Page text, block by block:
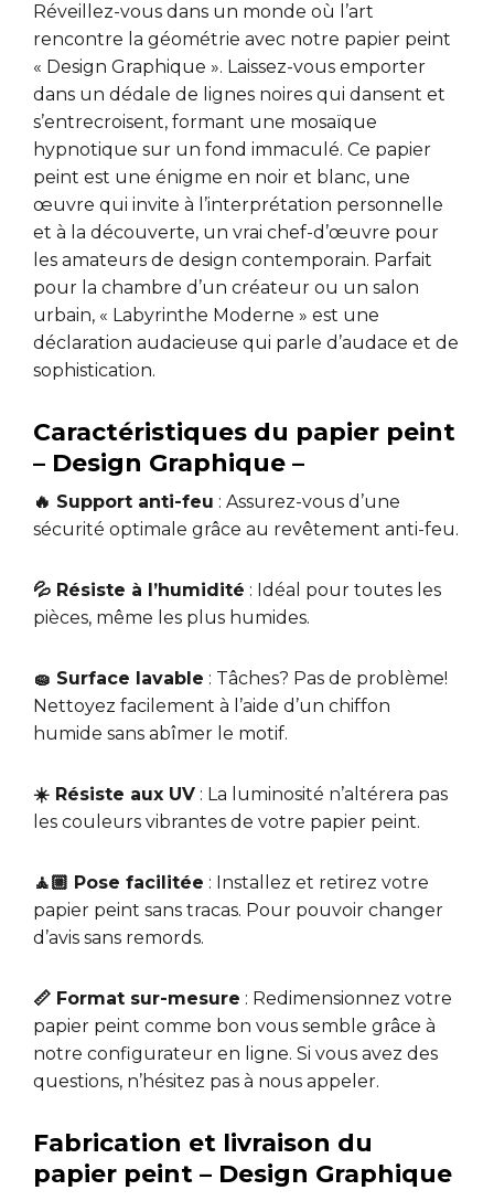
Réveillez-vous dans un monde où l’art
rencontre la géométrie avec notre papier peint
« Design Graphique ». Laissez-vous emporter
dans un dédale de lignes noires qui dansent et
s’entrecroisent, formant une mosaïque
hypnotique sur un fond immaculé. Ce papier
peint est une énigme en noir et blanc, une
œuvre qui invite à l’interprétation personnelle
et à la découverte, un vrai chef-d’œuvre pour
les amateurs de design contemporain. Parfait
pour la chambre d’un créateur ou un salon
urbain, « Labyrinthe Moderne » est une
déclaration audacieuse qui parle d’audace et de
sophistication.
Caractéristiques du papier peint
– Design Graphique –
🔥 Support anti-feu : Assurez-vous d’une
sécurité optimale grâce au revêtement anti-feu.
💦 Résiste à l’humidité : Idéal pour toutes les
pièces, même les plus humides.
🧽 Surface lavable : Tâches? Pas de problème!
Nettoyez facilement à l’aide d’un chiffon
humide sans abîmer le motif.
☀️ Résiste aux UV : La luminosité n’altérera pas
les couleurs vibrantes de votre papier peint.
🧘🏼 Pose facilitée : Installez et retirez votre
papier peint sans tracas. Pour pouvoir changer
d’avis sans remords.
📏 Format sur-mesure : Redimensionnez votre
papier peint comme bon vous semble grâce à
notre configurateur en ligne. Si vous avez des
questions, n’hésitez pas à nous appeler.
Fabrication et livraison du
papier peint – Design Graphique